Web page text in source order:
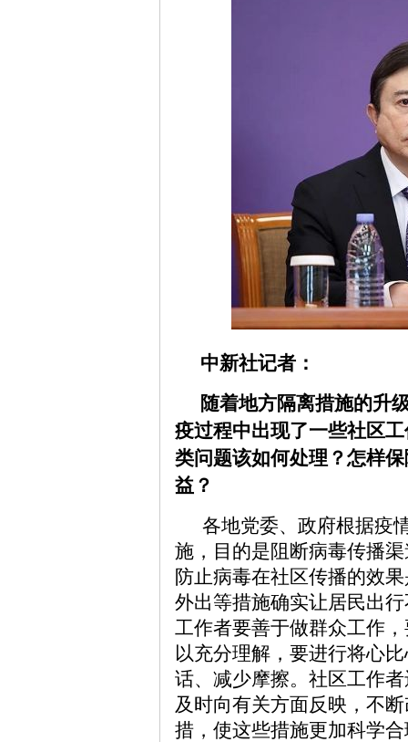
中新社记者：
随着地方隔离措施的升
疫过程中出现了一些社区
类问题该如何处理？怎样
益？
各地党委、政府根据疫
施，目的是阻断病毒传播
防止病毒在社区传播的效
外出等措施确实让居民出
工作者要善于做群众工作
以充分理解，要进行将心
话、减少摩擦。社区工作
及时向有关方面反映，不
措，使这些措施更加科学